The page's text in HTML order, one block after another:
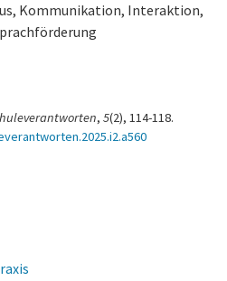
Kommunikation Interaktion
, 5(2), 114-118.